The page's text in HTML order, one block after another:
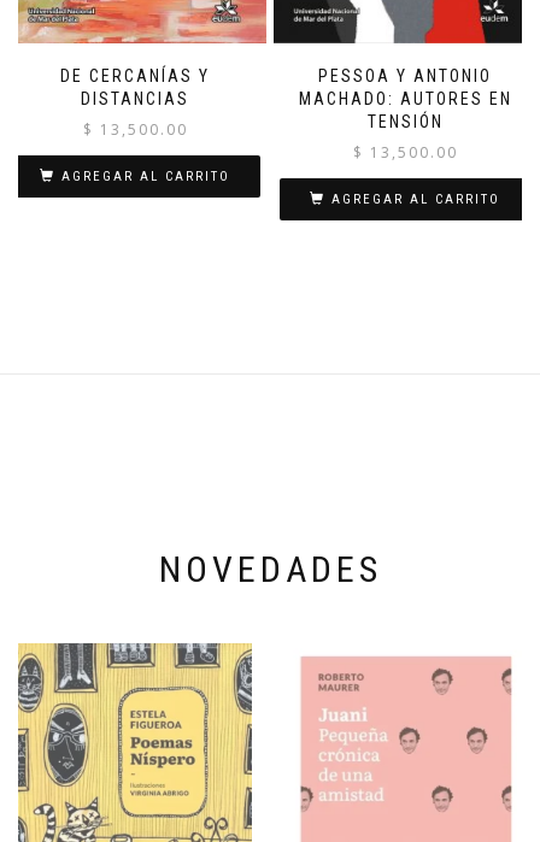
DE CERCANÍAS Y
DISTANCIAS
$ 13,500.00
AGREGAR AL CARRITO
PESSOA Y ANTONIO
MACHADO: AUTORES EN
TENSIÓN
$ 13,500.00
AGREGAR AL CARRITO
NOVEDADES